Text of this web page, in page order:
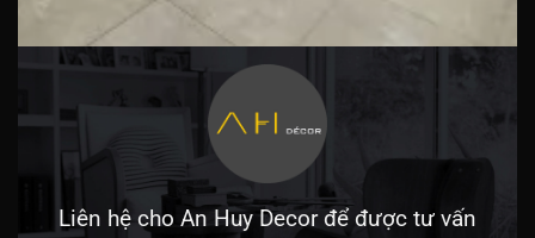
Liên hệ cho An Huy Decor để được tư vấn